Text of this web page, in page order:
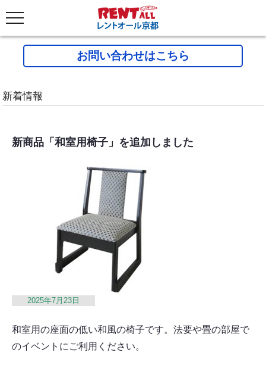
お問い合わせはこちら
新着情報
新商品「和室用椅子」を追加しました
2025年7月23日
和室用の座面の低い和風の椅子です。法要や畳の部屋で
のイベントにご利用ください。